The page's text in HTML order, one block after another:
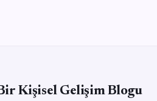
Kişisel Gelişim Blogu